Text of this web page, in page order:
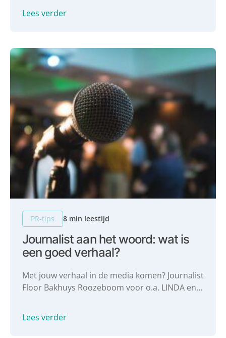
stappen voor het schrijven van een PR-plan
met je.
Lees verder
PR-tips 8 min leestijd
Journalist aan het woord: wat is
een goed verhaal?
Met jouw verhaal in de media komen? Journalist
Floor Bakhuys Roozeboom voor o.a. LINDA en
verhaal? Wanneer is een verhaal
mediawaardig?
Lees verder